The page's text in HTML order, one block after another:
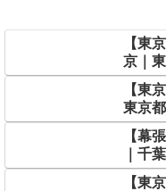
【東
京｜
【東
東京
【幕
｜千
【東